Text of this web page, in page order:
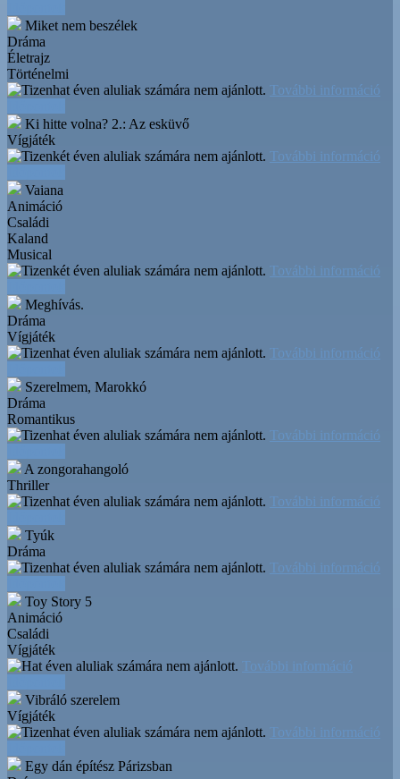
Miket nem beszélek
Dráma
Életrajz
Történelmi
További információ
Ki hitte volna? 2.: Az esküvő
Vígjáték
További információ
Vaiana
Animáció
Családi
Kaland
Musical
További információ
Meghívás.
Dráma
Vígjáték
További információ
Szerelmem, Marokkó
Dráma
Romantikus
További információ
A zongorahangoló
Thriller
További információ
Tyúk
Dráma
További információ
Toy Story 5
Animáció
Családi
Vígjáték
További információ
Vibráló szerelem
Vígjáték
További információ
Egy dán építész Párizsban